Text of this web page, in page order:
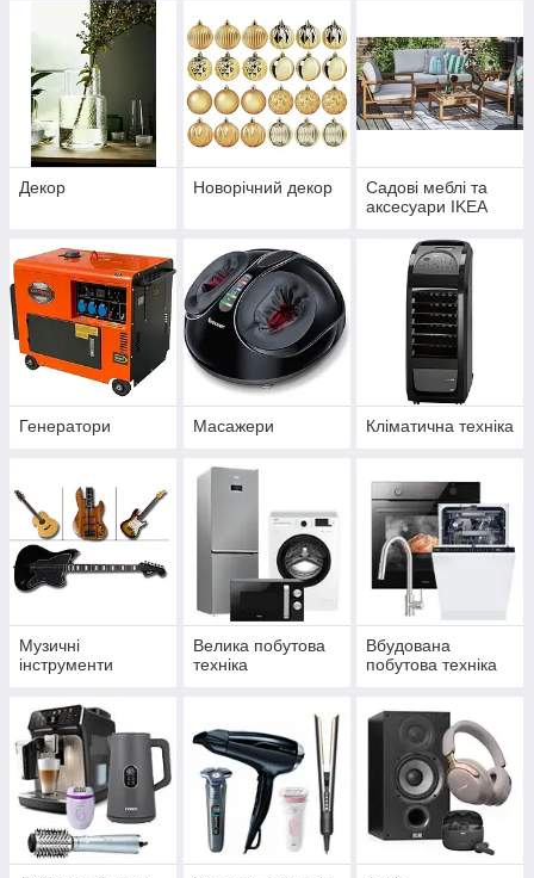
Декор Новорічний декор
Садові меблі та
аксесуари IKEA
Генератори Масажери Кліматична техніка
Музичні
інструменти
Велика побутова
техніка
Вбудована
побутова техніка